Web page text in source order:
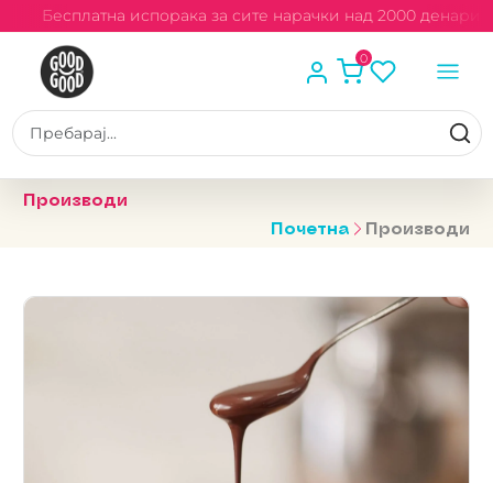
Бесплатна испорака за сите нарачки над 2000 денари
0
Производи
Почетна
Производи